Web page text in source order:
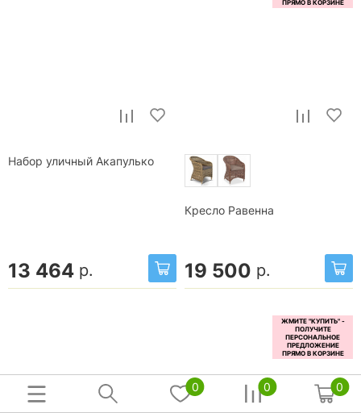
Набор уличный Акапулько
13 464 р.
Кресло Равенна
19 500 р.
0 0 0